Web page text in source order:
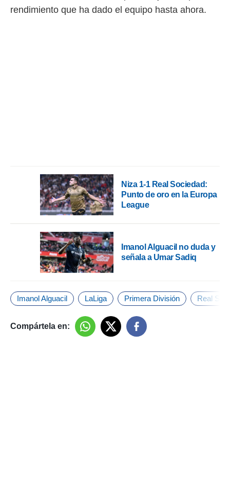
rendimiento que ha dado el equipo hasta ahora.
Niza 1-1 Real Sociedad:
Punto de oro en la Europa
League
Imanol Alguacil no duda y
señala a Umar Sadiq
Imanol Alguacil LaLiga Primera División Real
Compártela en: